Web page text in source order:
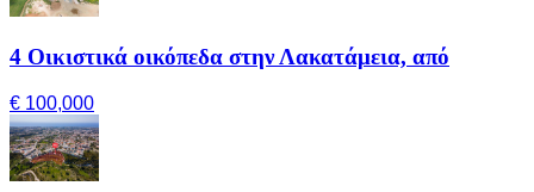
4 Οικιστικά οικόπεδα στην Λακατάμεια, από
€ 100,000